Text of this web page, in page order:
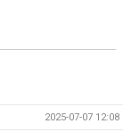
2025-07-07 12:08